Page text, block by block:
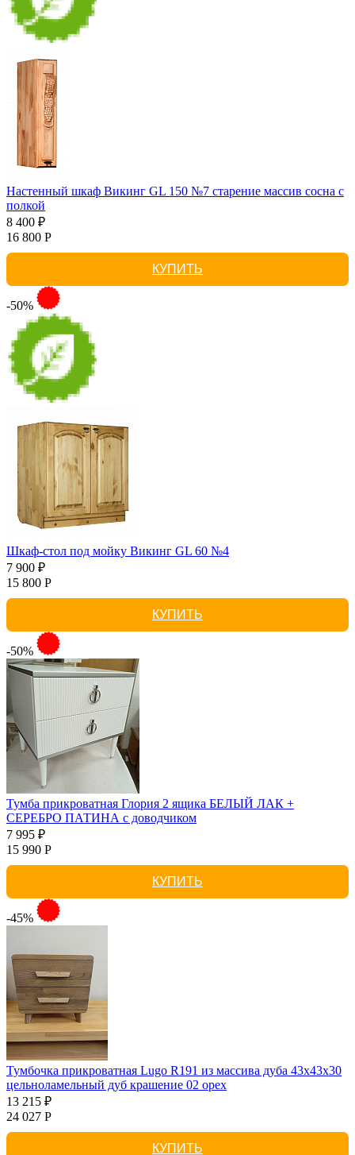
Настенный шкаф Викинг GL 150 №7 старение массив сосна с
полкой
8 400 ₽
16 800 Р
КУПИТЬ
-50%
Шкаф-стол под мойку Викинг GL 60 №4
7 900 ₽
15 800 Р
КУПИТЬ
-50%
Тумба прикроватная Глория 2 ящика БЕЛЫЙ ЛАК +
СЕРЕБРО ПАТИНА с доводчиком
7 995 ₽
15 990 Р
КУПИТЬ
-45%
Тумбочка прикроватная Lugo R191 из массива дуба 43х43х30
цельноламельный дуб крашение 02 орех
13 215 ₽
24 027 Р
КУПИТЬ